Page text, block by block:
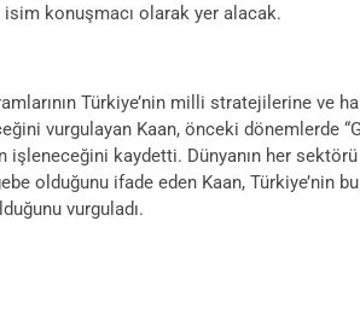
konuşmacı olarak yer alacak.
Türkiye’nin milli stratejilerine ve
vurgulayan Kaan, önceki dönemlerde
işleneceğini kaydetti. Dünyanın her
olduğunu ifade eden Kaan, Türkiye’nin
vurguladı.